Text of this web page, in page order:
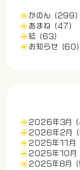
かのん
(299)
あまね
(47)
結
(63)
お知らせ
(60)
2026年3月
2026年2月
2025年11月
2025年10月
2025年8月